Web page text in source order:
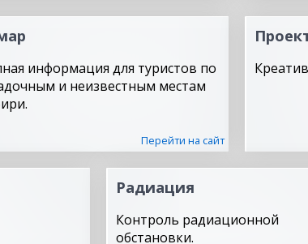
информация для туристов по
и неизвестным местам
Перейти на сайт
Радиация
Контроль радиационной
обстановки.